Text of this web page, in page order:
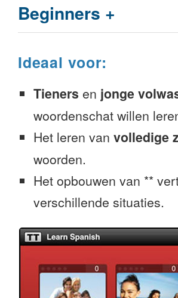
Beginners +
Ideaal voor:
Tieners en jonge
woordenschat willen
Het leren van volledige
woorden.
Het opbouwen van **
verschillende situaties.